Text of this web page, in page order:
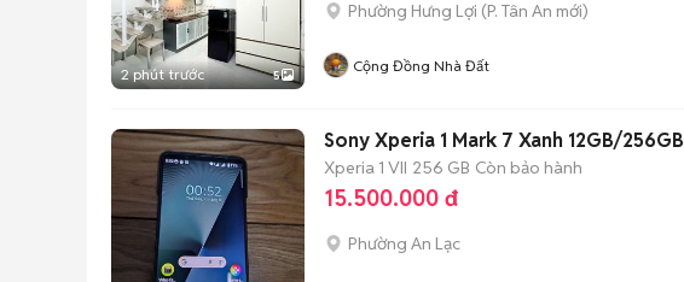
2 phút trước 5
Phường Hưng Lợi (P. Tân An mới)
Cộng Đồng Nhà Đất
Sony Xperia 1 Mark 7 Xanh 12GB/256GB
Xperia 1 VII 256 GB Còn bảo hành
15.500.000 đ
Phường An Lạc